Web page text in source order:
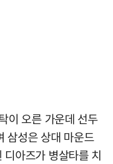
이 오른 가운데 선두
삼성은 상대 마운드
아즈가 병살타를 치